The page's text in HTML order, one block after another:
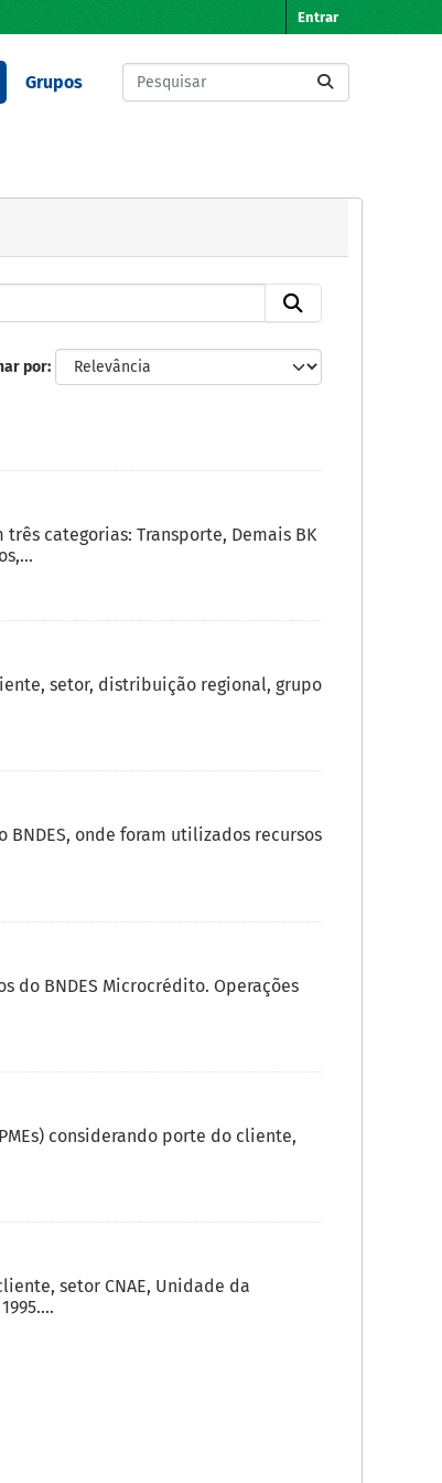
Entrar
Grupos
por
categorias: Transporte, Demais BK
setor, distribuição regional, grupo
onde foram utilizados recursos
do BNDES Microcrédito. Operações
considerando porte do cliente,
setor CNAE, Unidade da